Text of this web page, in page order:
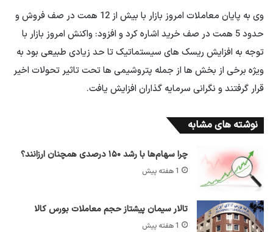
وی به پایان معاملات امروز بازار با بیش از 12 همت در صف فروش و
حدود 5 همت در صف خرید اشاره کرد و افزود: واکنش امروز بازار با
توجه به افزایش ریسک های سیستماتیک تا حد زیادی طبیعی بود به
ویژه برخی از بخش ها از جمله پتروشیمی ها تحت تاثیر تحولات اخیر
قرار گرفتند و نگرانی سرمایه گذاران افزایش یافت.
نوشته های مشابه
چرا سهام‌ها با رشد ۱۵۰ درصدی همچنان ارزانند؟
1 هفته پیش
تالار سیمان پیشتاز حجم معاملات بورس کالا
1 هفته پیش